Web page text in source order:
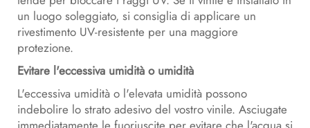
un luogo soleggiato, si consiglia di applicare un
rivestimento UV-resistente per una maggiore
protezione.
Evitare l'eccessiva umidità o umidità
L'eccessiva umidità o l'elevata umidità possono
indebolire lo strato adesivo del vostro vinile. Asciugate